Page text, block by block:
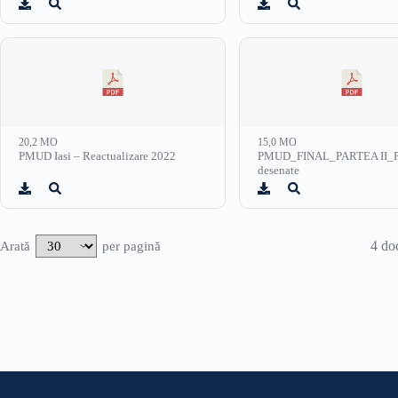
20,2 MO
PMUD Iasi – Reactualizare 2022
15,0 MO
PMUD_FINAL_PARTEA
desenate
Arată per pagină 4